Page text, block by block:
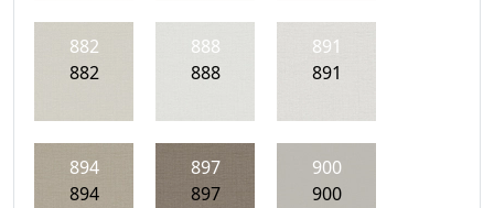
882
882
888
888
891
891
894
894
897
897
900
900